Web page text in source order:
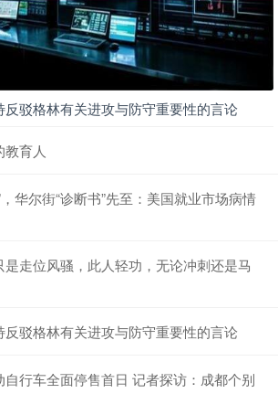
驳格林有关进攻与防守重要性的言论
育人
华尔街“诊断书”先至：美国就业市场病情
走位风骚，此人轻功，无论冲刺还是马
驳格林有关进攻与防守重要性的言论
行车全面停售首日 记者探访：成都个别